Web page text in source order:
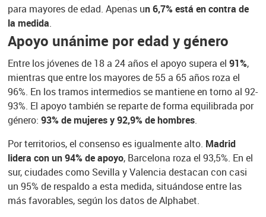
para mayores de edad. Apenas un 6,7% está en contra de
la medida.
Apoyo unánime por edad y género
Entre los jóvenes de 18 a 24 años el apoyo supera el 91%,
mientras que entre los mayores de 55 a 65 años roza el
96%. En los tramos intermedios se mantiene en torno al 92-
93%. El apoyo también se reparte de forma equilibrada por
género: 93% de mujeres y 92,9% de hombres.
Por territorios, el consenso es igualmente alto. Madrid
lidera con un 94% de apoyo, Barcelona roza el 93,5%. En el
sur, ciudades como Sevilla y Valencia destacan con casi
un 95% de respaldo a esta medida, situándose entre las
más favorables, según los datos de Alphabet.